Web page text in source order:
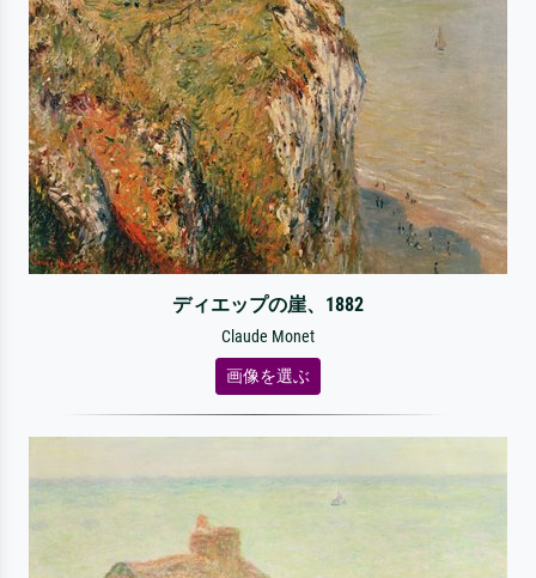
ディエップの崖、1882
Claude Monet
画像を選ぶ